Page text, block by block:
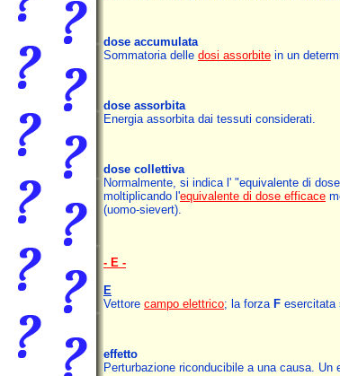
dose accumulata
Sommatoria delle dosi assorbite in un
dose assorbita
Energia assorbita dai tessuti considerati.
dose collettiva
Normalmente, si indica l' "equivalente di
moltiplicando l'equivalente di dose efficace
(uomo-sievert).
- E -
E
Vettore campo elettrico; la forza F esercitata
effetto
Perturbazione riconducibile a una causa.